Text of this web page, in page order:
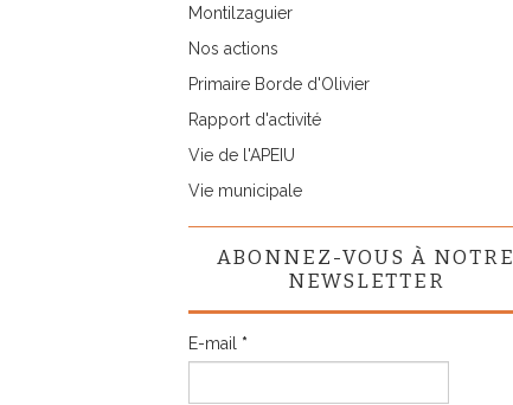
Montilzaguier
Nos actions
Primaire Borde d'Olivier
Rapport d'activité
Vie de l'APEIU
Vie municipale
ABONNEZ-VOUS À NOTRE
NEWSLETTER
E-mail *